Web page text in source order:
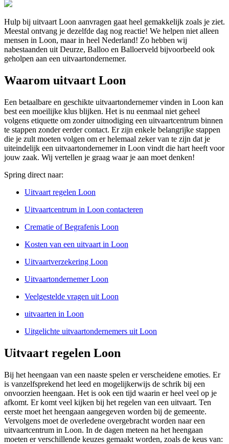
Hulp bij uitvaart Loon aanvragen gaat heel gemakkelijk zoals je ziet.
Meestal ontvang je dezelfde dag nog reactie! We helpen niet alleen
mensen in Loon, maar in heel Nederland! Zo hebben wij
nabestaanden uit Deurze, Balloo en Balloerveld bijvoorbeeld ook
geholpen aan een uitvaartondernemer.
Waarom uitvaart Loon
Een betaalbare en geschikte uitvaartondernemer vinden in Loon kan
best een moeilijke klus blijken. Het is nu eenmaal niet geheel
volgens etiquette om zonder uitnodiging een uitvaartcentrum binnen
te stappen zonder eerder contact. Er zijn enkele belangrijke stappen
die je zult moeten volgen om er helemaal zeker van te zijn dat je
uiteindelijk een uitvaartondernemer in Loon vindt die hart heeft voor
jouw zaak. Wij vertellen je graag waar je aan moet denken!
Spring direct naar:
Uitvaart regelen Loon
Uitvaartcentrum in Loon contacteren
Crematie of Begrafenis Loon
Kosten van een uitvaart in Loon
Uitvaartverzekering Loon
Uitvaartondernemer Loon
Veelgestelde vragen uit Loon
uitvaarten in Loon
Uitgelichte uitvaartondernemers uit Loon
Uitvaart regelen Loon
Bij het heengaan van een naaste spelen er verscheidene emoties. Er
is vanzelfsprekend het leed en mogelijkerwijs de schrik bij een
onvoorzien heengaan. Het is ook een tijd waarin er heel veel op je
afkomt. Er komt veel kijken bij het regelen van een uitvaart. Ten
eerste moet het heengaan aangegeven worden bij de gemeente.
Vervolgens moet de overledene overgebracht worden naar een
uitvaartcentrum in Loon. In de dagen meteen na het heengaan
moeten er verschillende keuzes gemaakt worden, zoals de keus van: